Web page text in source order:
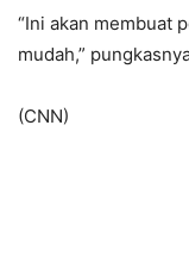
“Ini akan membuat
mudah,”
(CNN)